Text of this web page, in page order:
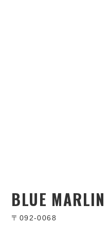
BLUE MARLIN
〒092-0068